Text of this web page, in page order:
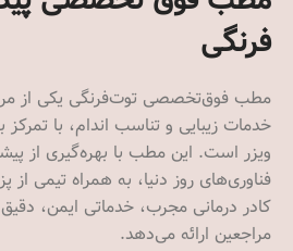
فرنگی
مطب فوق‌تخصصی توت‌فرنگی یکی از
خدمات زیبایی و تناسب اندام، با تمرکز
ویزر است. این مطب با بهره‌گیری از
فناوری‌های روز دنیا، به همراه تیمی
کادر درمانی مجرب، خدماتی ایمن،
مراجعین ارائه می‌دهد.